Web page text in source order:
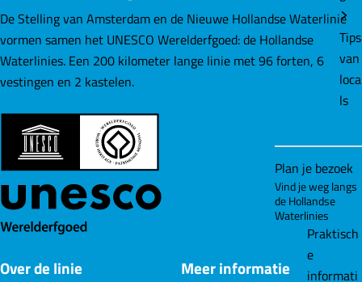
Tips
van
loca
ls
Plan je bezoek
Vind je weg langs
de Hollandse
Waterlinies
Praktisch
e
informati
r
o
u
t
De Stelling van Amsterdam en de Nieuwe Hollandse Waterlinie
vormen samen het UNESCO Werelderfgoed: de Hollandse
Waterlinies. Een 200 kilometer lange linie met 96 forten, 6
vestingen en 2 kastelen.
Over de linie Meer informatie